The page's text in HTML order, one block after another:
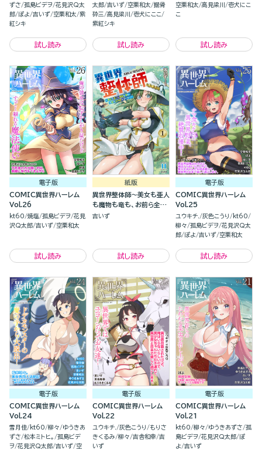
ずさ 孤島ビデヲ 花見沢Q太
郎 ぽよ 吉いず 空栗和太 紫
紅シキ
試し読み
太郎 吉いず 空栗和太 掘骨
砕三 高見梁川
壱犬にここ
紫紅シキ
試し読み
空栗和太 高見梁川
壱犬にこ
こ
試し読み
電子版
COMIC異世界ハーレム
Vol.26
kt60 焼塩 孤島ビデヲ 花見
沢Q太郎 吉いず 空栗和太
試し読み
紙版
異世界整体師～美女も亜人
も魔物も竜も、お前ら全員
揉みほぐす！！～(1)
吉いず
試し読み
電子版
COMIC異世界ハーレム
Vol.25
ユウキチ. 灰色こうり
kt60
柳々 孤島ビデヲ 花見沢Q太
郎 ぽよ 吉いず 空栗和太
試し読み
電子版
COMIC異世界ハーレム
Vol.24
雪月佳 kt60 柳々
ゆうきあ
ずさ 松本ミトヒ。
孤島ビデ
ヲ 花見沢Q太郎 吉いず 空
電子版
COMIC異世界ハーレム
Vol.22
ユウキチ. 灰色こうり
もりさ
きくるみ 柳々 吉舎和幸 吉
いず
電子版
COMIC異世界ハーレム
Vol.21
kt60 柳々 ゆうきあずさ 孤
島ビデヲ 花見沢Q太郎 ぽ
よ 吉いず